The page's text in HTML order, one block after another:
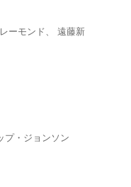
ーモンド、 遠藤新
・ジョンソン